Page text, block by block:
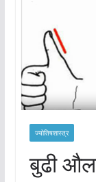
ज्योतिषशास्त्र
बुढी